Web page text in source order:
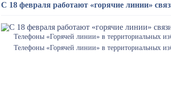
С 18 февраля работают «горячие линии»
Телефоны «Горячей линии» в территориальных
Телефоны «Горячей линии» в территориальных